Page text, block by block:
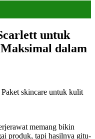
untuk
dalam
Paket skincare untuk kulit
memang bikin
produk, tapi hasilnya gitu-